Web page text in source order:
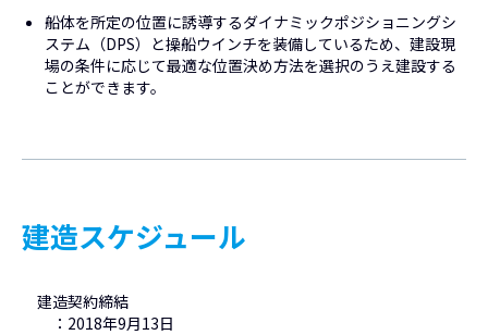
船体を所定の位置に誘導するダイナミックポジショニングシ
ステム（DPS）と操船ウインチを装備しているため、建設現
場の条件に応じて最適な位置決め方法を選択のうえ建設する
ことができます。
建造スケジュール
建造契約締結
：2018年9月13日